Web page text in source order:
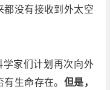
都没有接收到外太空
家们计划再次向外
生命存在。 但是，